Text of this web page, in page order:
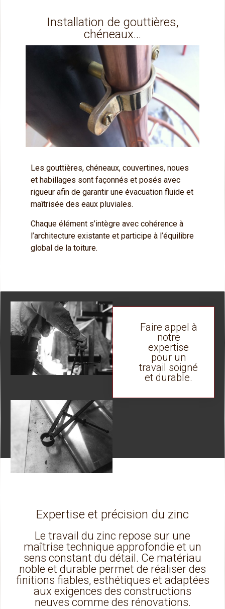
Installation de gouttières,
chéneaux...
Les gouttières, chéneaux, couvertines, noues
et habillages sont façonnés et posés avec
rigueur afin de garantir une évacuation fluide et
maîtrisée des eaux pluviales.
Chaque élément s’intègre avec cohérence à
l’architecture existante et participe à l’équilibre
global de la toiture.
Faire appel à
notre
expertise
pour un
travail soigné
et durable.
Expertise et précision du zinc
Le travail du zinc repose sur une
maîtrise technique approfondie et un
sens constant du détail. Ce matériau
noble et durable permet de réaliser des
finitions fiables, esthétiques et adaptées
aux exigences des constructions
neuves comme des rénovations.